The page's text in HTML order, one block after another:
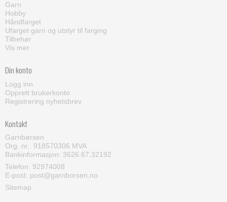
Garn
Hobby
Håndfarget
Ufarget garn og utstyr til farging
Tilbehør
Vis mer
Din konto
Logg inn
Opprett brukerkonto
Registrering nyhetsbrev
Kontakt
Garnbørsen
Org. nr.: 918570306 MVA
Bankinformasjon: 3626.67.32192
Telefon: 92974008
E-post: post@garnborsen.no
Sitemap